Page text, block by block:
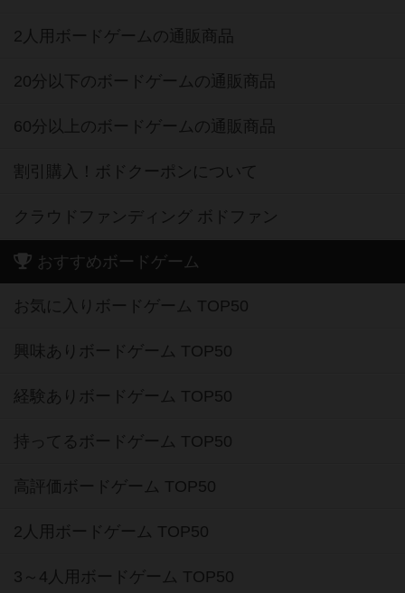
2人用ボードゲームの通販商品
20分以下のボードゲームの通販商品
60分以上のボードゲームの通販商品
割引購入！ボドクーポンについて
クラウドファンディング ボドファン
おすすめボードゲーム
お気に入りボードゲーム TOP50
興味ありボードゲーム TOP50
経験ありボードゲーム TOP50
持ってるボードゲーム TOP50
高評価ボードゲーム TOP50
2人用ボードゲーム TOP50
3～4人用ボードゲーム TOP50